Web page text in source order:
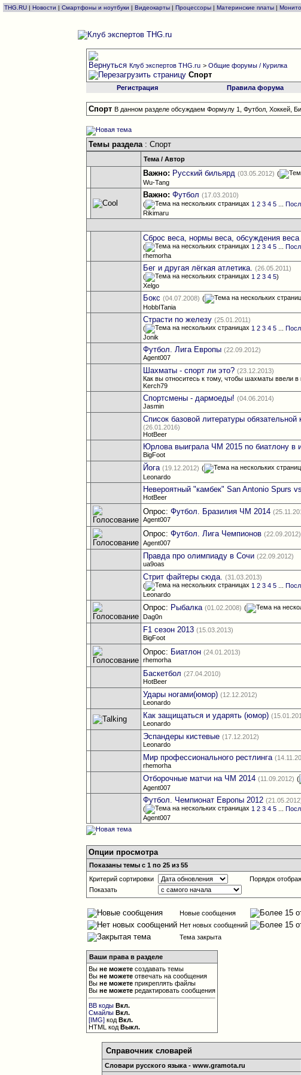
THG.RU | Новости | Смартфоны и ноутбуки | Видеокарты | Процессоры | Материнские платы |
Клуб экспертов THG.ru >Общие форумы / Курилка
Спорт
Регистрация Правила форума
Спорт В данном разделе обсуждаем Формулу 1, Футбол, Хоккей,
Темы раздела: Спорт
Тема /Автор
Важно: Русский бильярд (03.05.2012) (
Wu-Tang
Важно: Футбол (17.03.2010)
(
1 2 3 4 5
Rikimaru
Сброс веса, нормы веса, обсуждения веса
(
1 2 3 4 5 ...
rhemorha
Бег и другая лёгкая атлетика. (26.05.2011)
(
1 2 3 4 5)
Xelgo
Бокс (04.07.2008) (
HobbITania
Страсти по железу (25.01.2011)
(
1 2 3 4 5 ...
Jonik
Футбол. Лига Европы (22.09.2012)
Agent007
Шахматы - спорт ли это? (23.12.2013)
Как вы относитесь к тому, чтобы шахматы ввели
Kerch79
Спортсмены - дармоеды! (04.06.2014)
Jasmin
Список базовой литературы
(26.01.2016)
HotBeer
Юрлова выиграла ЧМ 2015 по биатлону в
BigFoot
Йога (19.12.2012) (
Leonardo
Невероятный "камбек" San Antonio Spurs
HotBeer
Опрос:Футбол. Бразилия ЧМ 2014
Agent007
Опрос:Футбол. Лига Чемпионов (22.09.2012)
Agent007
Правда про олимпиаду в Сочи (22.09.2012)
ua9oas
Стрит файтеры сюда. (31.03.2013)
(
1 2 3 4 5 ...
Leonardo
Опрос: Рыбалка (01.02.2008) (
Dag0n
F1 сезон 2013 (15.03.2013)
BigFoot
Опрос: Биатлон (24.01.2013)
rhemorha
Баскетбол (27.04.2010)
HotBeer
Удары ногами(юмор) (12.12.2012)
Leonardo
Как защищаться и ударять (юмор)
Leonardo
Эспандеры кистевые (17.12.2012)
Leonardo
Мир профессионального рестлинга
rhemorha
Отборочные матчи на ЧМ 2014 (11.09.2012) (
Agent007
Футбол. Чемпионат Европы 2012
(
1 2 3 4 5 ...
Agent007
Опции просмотра
Показаны темы с 1 по 25 из 55
Критерий сортировки
Порядок
Показать
Новые сообщения
Нет новых сообщений
Тема закрыта
Ваши права в разделе
Выне можете создавать темы
Выне можете отвечать на сообщения
Выне можете прикреплять файлы
Выне можете редактировать сообщения
BB коды Вкл.
Смайлы Вкл.
[IMG] кодВкл.
HTML кодВыкл.
Справочник словарей
Словари русского языка - www.gramota.ru